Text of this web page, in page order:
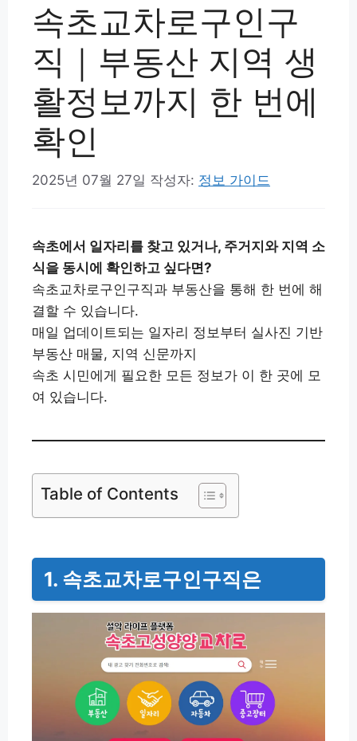
속초교차로구인구
직｜부동산 지역 생
활정보까지 한 번에
확인
2025년 07월 27일 작성자: 정보 가이드
속초에서 일자리를 찾고 있거나, 주거지와 지역 소
식을 동시에 확인하고 싶다면?
속초교차로구인구직과 부동산을 통해 한 번에 해
결할 수 있습니다.
매일 업데이트되는 일자리 정보부터 실사진 기반
부동산 매물, 지역 신문까지
속초 시민에게 필요한 모든 정보가 이 한 곳에 모
여 있습니다.
Table of Contents
1. 속초교차로구인구직은